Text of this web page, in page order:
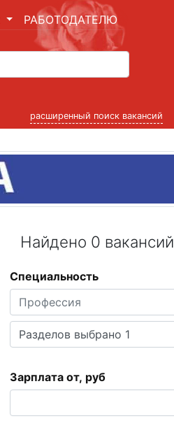
РАБОТОДАТЕЛЮ
расширенный поиск вакансий
Найдено 0 вакансий
Специальность
Зарплата от, руб